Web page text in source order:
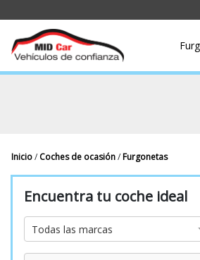
Inicio/ Coches de ocasión/Furgonetas
Encuentra tu coche ideal
Marca
Todas las marcas